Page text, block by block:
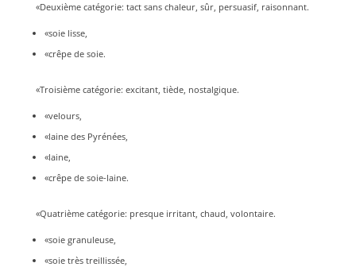
«Deuxième catégorie: tact sans chaleur, sûr, persuasif, raisonnant.
«soie lisse,
«crêpe de soie.
«Troisième catégorie: excitant, tiède, nostalgique.
«velours,
«laine des Pyrénées,
«laine,
«crêpe de soie-laine.
«Quatrième catégorie: presque irritant, chaud, volontaire.
«soie granuleuse,
«soie très treillissée,